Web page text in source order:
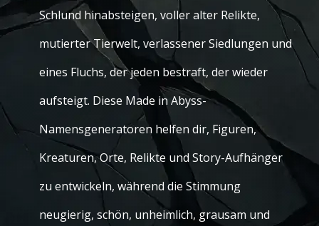
Schlund hinabsteigen, voller alter Relikte,
mutierter Tierwelt, verlassener Siedlungen und
eines Fluchs, der jeden bestraft, der wieder
aufsteigt. Diese Made in Abyss-
Namensgeneratoren helfen dir, Figuren,
Kreaturen, Orte, Relikte und Story-Aufhänger
zu entwickeln, während die Stimmung
neugierig, schön, unheimlich, grausam und